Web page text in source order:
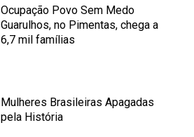
Ocupação Povo Sem Medo
Guarulhos, no Pimentas, chega a
6,7 mil famílias
Mulheres Brasileiras Apagadas
pela História